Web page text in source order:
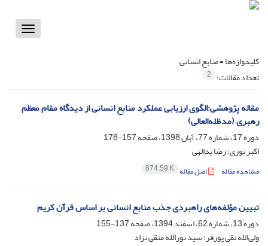
Toggle
کلیدواژه‌ها =منابع انسانی
تعداد مقالات: 2
مقاله پژوهشی:الگوی ارزیابی عملکرد منابع انسانی از دیدگاه مقام معظم
رهبری (مدظله‌العالی)
دوره 17، شماره 77، آبان 1398، صفحه
157-178
اکبر نوری؛ رضا یدالهی
مشاهده مقاله اصل مقاله 874.59 K
تبیین مؤلفه‌های راهبردی جذب منابع انسانی بر اساس قرآن کریم
دوره 13، شماره 62، اسفند 1394، صفحه
137-155
ولی‌الله نقی پورفر؛ سید نورالله متقی نژاد